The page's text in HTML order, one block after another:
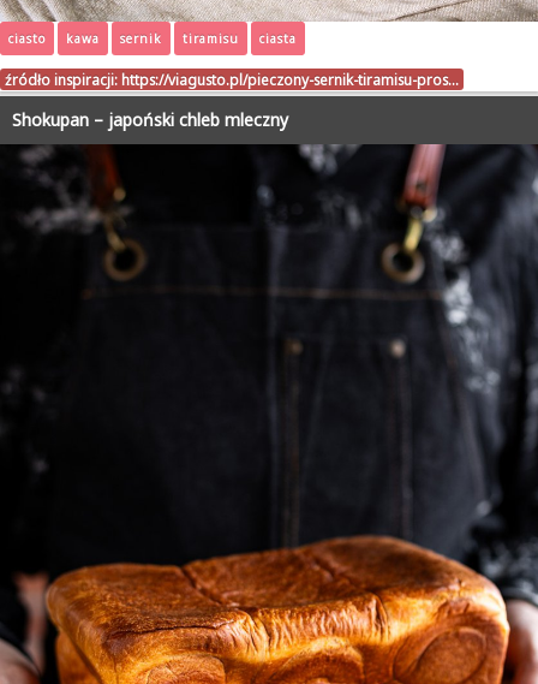
ciasto kawa sernik tiramisu ciasta
źródło inspiracji: https://viagusto.pl/pieczony-sernik-tiramisu-pros…
Shokupan – japoński chleb mleczny